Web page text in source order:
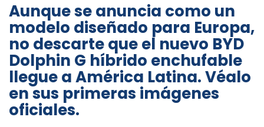
Aunque se anuncia como un
modelo diseñado para Europa,
no descarte que el nuevo BYD
Dolphin G híbrido enchufable
llegue a América Latina. Véalo
en sus primeras imágenes
oficiales.